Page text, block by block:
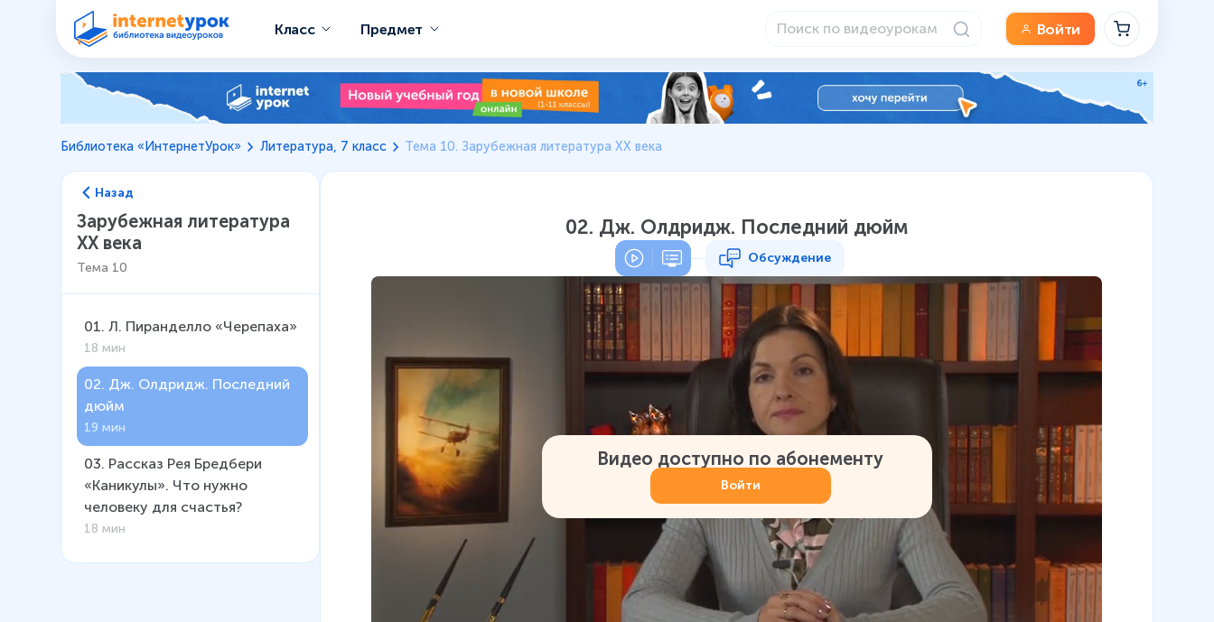
Класс Предмет Войти
Библиотека «ИнтернетУрок» Литература, 7 класс Тема 10. Зарубежная литература XX века
Назад
Зарубежная литература
XX века
Тема 10
01. Л. Пиранделло «Черепаха»
18 мин
02. Дж. Олдридж. Последний
дюйм
19 мин
03. Рассказ Рея Бредбери
«Каникулы». Что нужно
человеку для счастья?
18 мин
02. Дж. Олдридж. Последний дюйм
Обсуждение
Видео доступно по абонементу
Войти